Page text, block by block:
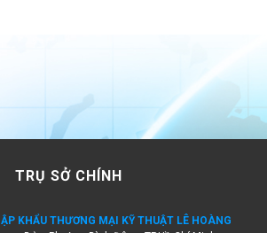
TRỤ SỞ CHÍNH
Bửu, Phường Bình Đông, TP.Hồ Chí Minh